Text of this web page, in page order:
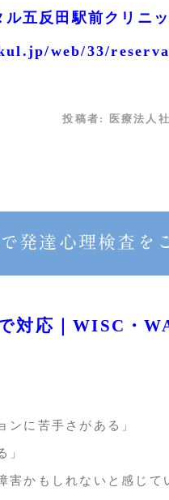
ル五反田駅前クリニ
web/33/
投稿者: 医療法人
発達心理検査を
対応｜WISC・
ンに苦手さがある」
」
害かもしれないと感じて